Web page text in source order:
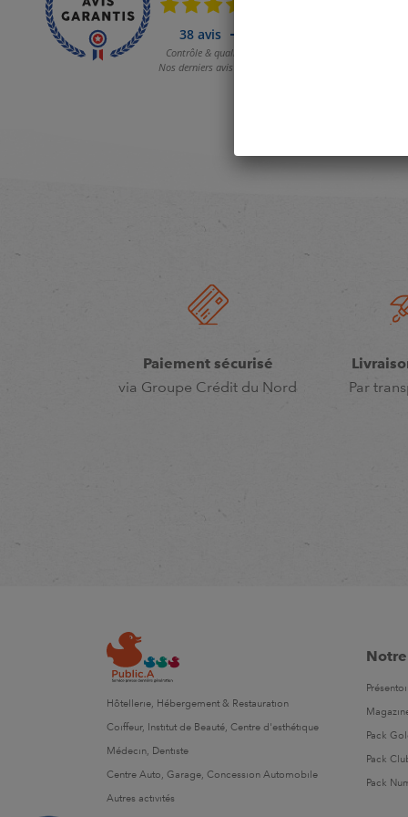
Paiement sécurisé
via Groupe Crédit du Nord
Par
Hôtellerie, Hébergement & Restauration
Coiffeur, Institut de Beauté, Centre d'esthétique
Médecin, Dentiste
Centre Auto, Garage, Concession Automobile
Autres activités
Pack
Pack
Pack